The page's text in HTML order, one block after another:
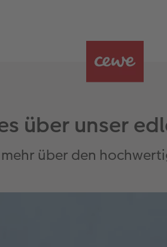
über unser
mehr über den